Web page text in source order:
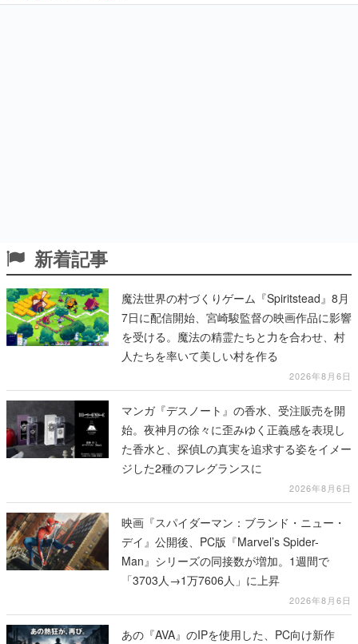
新着記事
魔法世界の村づくりゲーム『Spiritstead』8月
7日に配信開始、宮崎駿監督の映画作品に影響
を受ける。魔法の精霊たちと力を合わせ、村
人たちを率いて美しい村を作る
2026年8月6日
マンガ『デスノート』の香水、受注販売を開
始。夜神月の徐々に歪みゆく正義感を表現し
た香水と、探偵Lの真実を追求する姿をイメー
ジした2種のフレグランスに
2026年8月6日
映画『スパイダーマン：ブランド・ニュー・
デイ』公開後、PC版『Marvel’s Spider-
Man』シリーズの同接数が増加。1週間で
「3703人→1万7606人」に上昇
2026年8月6日
あの『AVA』のIPを使用した、PC向け新作